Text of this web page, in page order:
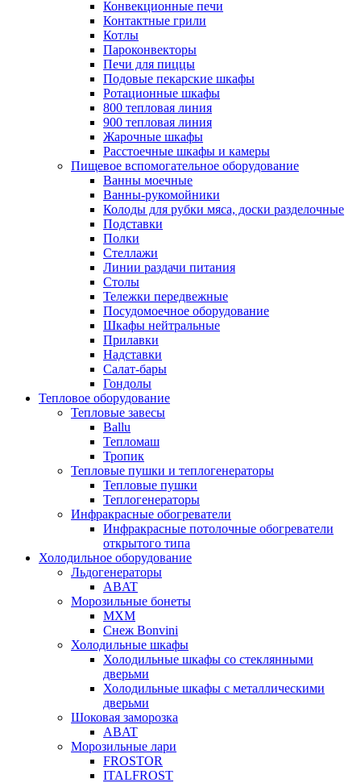
Конвекционные печи
Контактные грили
Котлы
Пароконвекторы
Печи для пиццы
Подовые пекарские шкафы
Ротационные шкафы
800 тепловая линия
900 тепловая линия
Жарочные шкафы
Расстоечные шкафы и камеры
Пищевое вспомогательное оборудование
Ванны моечные
Ванны-рукомойники
Колоды для рубки мяса, доски разделочные
Подставки
Полки
Стеллажи
Линии раздачи питания
Столы
Тележки передвежные
Посудомоечное оборудование
Шкафы нейтральные
Прилавки
Надставки
Салат-бары
Гондолы
Тепловое оборудование
Тепловые завесы
Ballu
Тепломаш
Тропик
Тепловые пушки и теплогенераторы
Тепловые пушки
Теплогенераторы
Инфракрасные обогреватели
Инфракрасные потолочные обогреватели
открытого типа
Холодильное оборудование
Льдогенераторы
ABAT
Морозильные бонеты
МХМ
Снеж Bonvini
Холодильные шкафы
Холодильные шкафы cо стеклянными
дверьми
Холодильные шкафы с металлическими
дверьми
Шоковая заморозка
ABAT
Морозильные лари
FROSTOR
ITALFROST